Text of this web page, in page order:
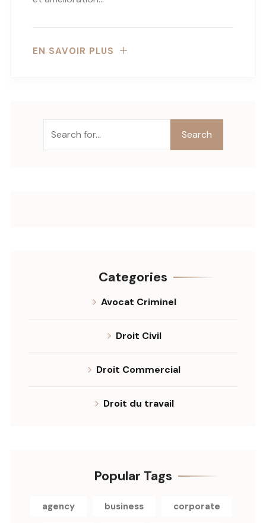
EN SAVOIR PLUS
Search
Categories
Avocat Criminel
Droit Civil
Droit Commercial
Droit du travail
Popular Tags
agency business corporate